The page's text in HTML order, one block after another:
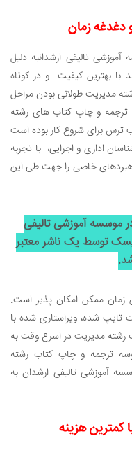
دغدغه زمان
آموزشی تالیفی ارشدانبه دلیل
با بهترین کیفیت و در کوتاه
مدیریت طولانی بودن مراحل
ترجمه و چاپ کتاب های رشته
ترس برای شروع کار بوده است
اداری و اجرایی، با تجربه
خاصی را جهت طی این
موسسه آموزشی تالیفی
توسط یک ناشر معتبر
زمان ممکن امکان پذیر است.
تایپ شده، ویراستاری شده با
رشته مدیریت در اسرع وقت به
ترجمه و چاپ کتاب رشته
آموزشی تالیفی ارشدان به
کمترین هزینه